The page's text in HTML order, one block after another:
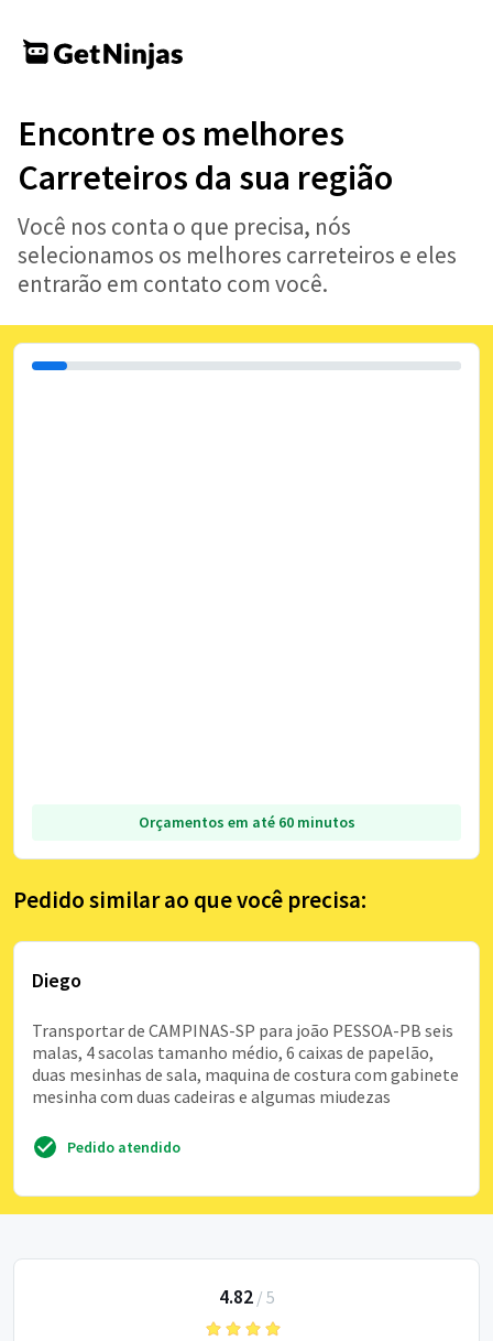
Encontre os melhores
Carreteiros da sua região
Você nos conta o que precisa, nós
selecionamos os melhores carreteiros e eles
entrarão em contato com você.
Orçamentos em até 60 minutos
Pedido similar ao que você precisa:
Diego
Transportar de CAMPINAS-SP para joão PESSOA-PB seis
malas, 4 sacolas tamanho médio, 6 caixas de papelão,
duas mesinhas de sala, maquina de costura com gabinete
mesinha com duas cadeiras e algumas miudezas
Pedido atendido
4.82/ 5